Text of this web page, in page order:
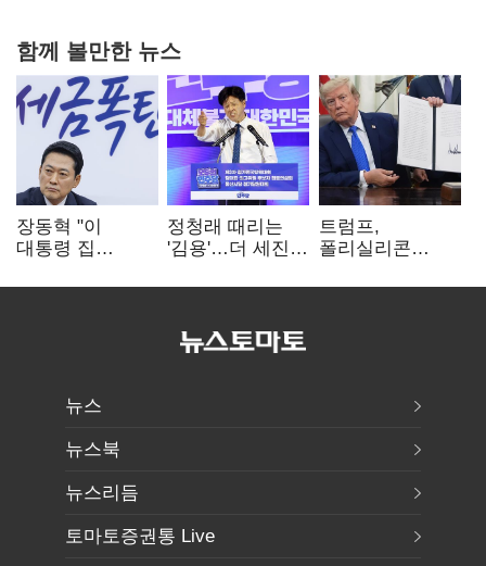
함께 볼만한 뉴스
장동혁 "이
대통령 집
폭탄…'내로남불'"
정청래 때리는
'김용'…더 세진
입
트럼프,
폴리실리콘
관세…"미 산업
뉴스
뉴스북
뉴스리듬
토마토증권통 Live